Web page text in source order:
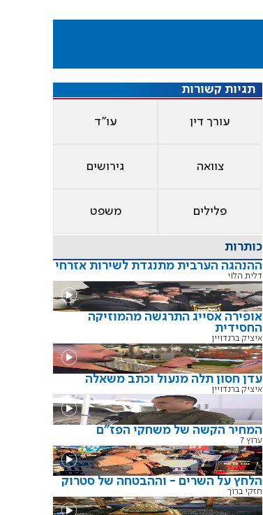
תגיות קשורות
עורך דין עו"ד
צוואה גירושים
פלילים משפט
כותרות
ההנהגה הערבית מתנגדת לשירות אזרחי
דלית הלוי
אופירה אסייג התרגשה מהמוזיקה
החסידית
איציק ברנדויין
עדן חסון תלה מנעול וכתב משאלה
איציק ברנדויין
המחיר הקשה של משחקי הפז"ם
ערוץ 7
הלחץ על השרים - וההבטחה של סטרוק
חזקי ברוך